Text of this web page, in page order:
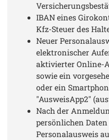
IBAN eines
Kfz-Steuer des
Neuer
elektronischer
aktivierter Online-
sowie ein
oder ein
"AusweisApp2"
Nach der
persönlichen Daten
Personalausweis